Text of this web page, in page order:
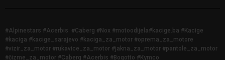
#Alpinestars #Acerbis #Caberg #Nox #motoodijela#kacige.ba #Kacige
#kaciga #kacige_sarajevo #kaciga_za_motor #oprema_za_motore
#vizir_za_motor #rukavice_za_motor #jakna_za_motor #pantole_za_motor
#čizme_za_motor #Caberg #Acerbis #Bogotto #Kymco